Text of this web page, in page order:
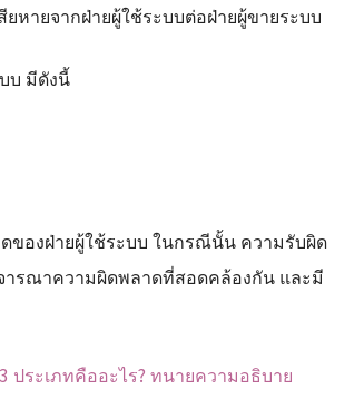
หายจากฝ่ายผู้ใช้ระบบต่อฝ่ายผู้ขายระบบ
บ มีดังนี้
ของฝ่ายผู้ใช้ระบบ ในกรณีนั้น ความรับผิด
ารณาความผิดพลาดที่สอดคล้องกัน และมี
ประเภทคืออะไร? ทนายความอธิบาย